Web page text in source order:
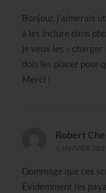
Bonjour, j’aimerais
à les inclure dans
je veux les « charger
dois les placer pour
Merci !
Robert
6 JANVIER
Dommage que ces
Évidemment les